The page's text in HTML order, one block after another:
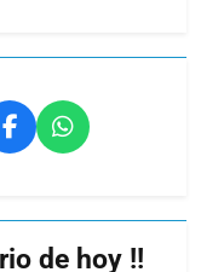
de hoy !!